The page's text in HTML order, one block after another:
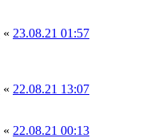
« 23.08.21 01:57
« 22.08.21 13:07
« 22.08.21 00:13